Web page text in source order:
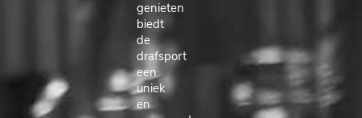
genieten
biedt
de
drafsport
een
uniek
en